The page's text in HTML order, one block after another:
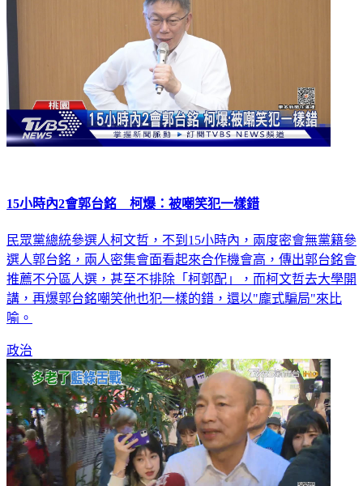
15小時內2會郭台銘 柯爆：被嘲笑犯一樣錯
民眾黨總統參選人柯文哲，不到15小時內，兩度密會無黨籍參
選人郭台銘，兩人密集會面看起來合作機會高，傳出郭台銘會
推薦不分區人選，甚至不排除「柯郭配」，而柯文哲去大學開
講，再爆郭台銘嘲笑他也犯一樣的錯，還以"龐式騙局"來比
喻。
政治